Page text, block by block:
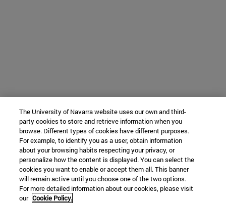
The University of Navarra website uses our own and third-
party cookies to store and retrieve information when you
browse. Different types of cookies have different purposes.
For example, to identify you as a user, obtain information
about your browsing habits respecting your privacy, or
personalize how the content is displayed. You can select the
cookies you want to enable or accept them all. This banner
will remain active until you choose one of the two options.
For more detailed information about our cookies, please visit
our Cookie Policy.